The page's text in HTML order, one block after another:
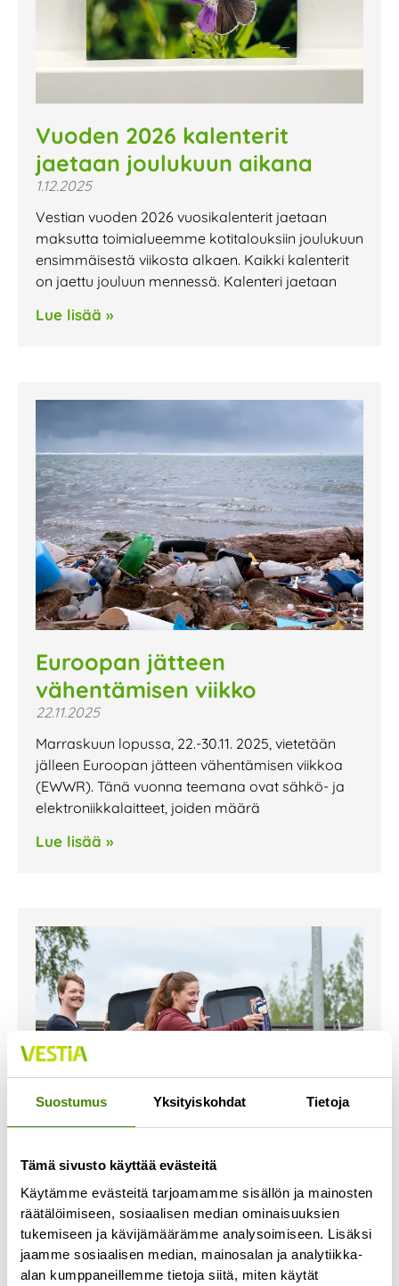
Suostumus Yksityiskohdat Tietoja
Tämä sivusto käyttää evästeitä
Käytämme evästeitä tarjoamamme sisällön ja mainosten
räätälöimiseen, sosiaalisen median ominaisuuksien
tukemiseen ja kävijämäärämme analysoimiseen. Lisäksi
jaamme sosiaalisen median, mainosalan ja analytiikka-
alan kumppaneillemme tietoja siitä, miten käytät
Vuoden 2026 kalenterit
jaetaan joulukuun aikana
1.12.2025
Vestian vuoden 2026 vuosikalenterit jaetaan
maksutta toimialueemme kotitalouksiin joulukuun
ensimmäisestä viikosta alkaen. Kaikki kalenterit
on jaettu jouluun mennessä. Kalenteri jaetaan
Lue lisää »
Euroopan jätteen
vähentämisen viikko
22.11.2025
Marraskuun lopussa, 22.-30.11. 2025, vietetään
jälleen Euroopan jätteen vähentämisen viikkoa
(EWWR). Tänä vuonna teemana ovat sähkö- ja
elektroniikkalaitteet, joiden määrä
Lue lisää »
Taloyhtiöitä koskevat
pakkausjätteiden
tuottajavastuukorvaukset
21.11.2025